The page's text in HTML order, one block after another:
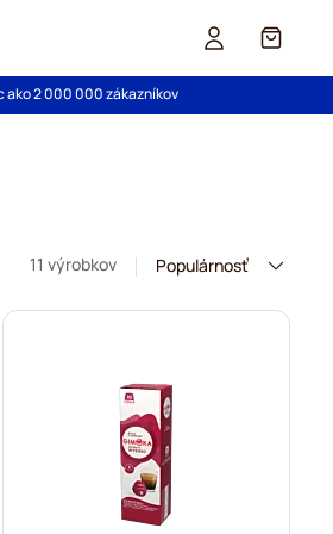
Košík
ako 2 000 000 zákazníkov
11 výrobkov